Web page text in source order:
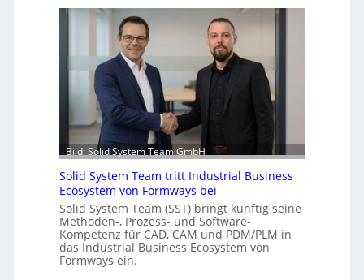
i
s
i
e
r
u
n
g
f
a
h
r
e
n
f
ü
r
d
n
G
i
g
a
i
v
e
r
s
a
l
A
u
t
m
a
t
i
o
Bild: Solid System Team GmbH
Solid System Team tritt Industrial Business
Ecosystem von Formways bei
Solid System Team (SST) bringt künftig seine
Methoden-, Prozess- und Software-
Kompetenz für CAD, CAM und PDM/PLM in
das Industrial Business Ecosystem von
Formways ein.